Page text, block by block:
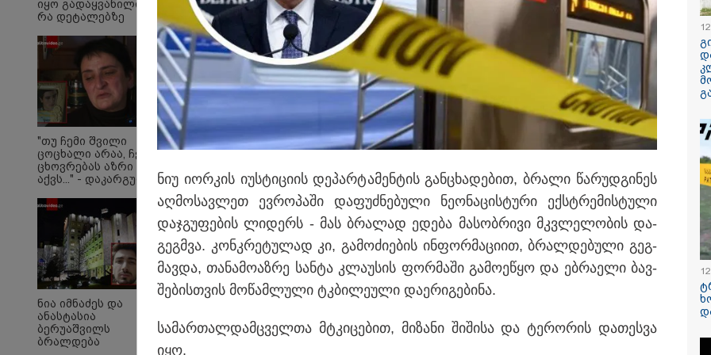
დიდი ხნით მოცდა ძირითადად „სარფისა“ და
„წითელი ხიდის“ სასაზღვრო გამშვებ პუნქტებზე,
ცენტრში უწევთ
"არავითარი
არავითარი
ყოფილა" -
ღარიბაშვილი
ჰყავდათ
ამბობს მისი
(ვიდეო)
რამ გამოიწვია
საქართველოს
სისტემის
რას ამბობს
რა სასჯელი
იმნაძეს? -
მას ბრალდება
4 წლით პატიმრობა
მიესაჯა სანიტარს,
11:16 / 06-08-
ცნობილი
მოსკოვში,
იყო გადაყვანილი -
რა დეტალებზე
ადვოკატი?
"თუ ჩემი შვილი
ცოცხალი არაა, ჩემს
ცხოვრებას აზრი არ
აქვს..." - დაკარგული
დედის ემოციური
მიმართვა
ნია იმნაძეს და
ანასტასია
ბერუაშვილს
ბრალდება
ნიუ იორ­კის იუს­ტი­ცი­ის დე­პარ­ტა­მენ­ტის გან­ცხა­დე­ბით, ბრა­ლი წა­რუდ­გი­ნეს
აღ­მო­სავ­ლეთ ევ­რო­პა­ში და­ფუძ­ნე­ბუ­ლი ნე­ო­ნა­ცის­ტუ­რი ექ­სტრე­მის­ტუ­ლი
დაჯ­გუ­ფე­ბის ლი­დერს - მას ბრა­ლად ედე­ბა მა­სობ­რი­ვი მკვლე­ლო­ბის და­
გეგ­მვა. კონ­კრე­ტუ­ლად კი, გა­მო­ძი­ე­ბის ინ­ფორ­მა­ცი­ით, ბრალ­დე­ბუ­ლი გეგ­
მავ­და, თა­ნა­მო­აზ­რე სან­ტა კლა­უ­სის ფორ­მა­ში გა­მო­ე­წყო და ებ­რა­ე­ლი ბავ­
შე­ბის­თვის მო­წამ­ლუ­ლი ტკბი­ლე­უ­ლი და­ე­რი­გე­ბი­ნა.
სა­მარ­თალ­დამ­ცველ­თა მტკი­ცე­ბით, მი­ზა­ნი ში­ში­სა და ტე­რო­რის და­თეს­ვა
იყო.